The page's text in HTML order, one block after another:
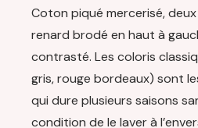
Coton piqué mercerisé,
renard brodé en haut à
contrasté. Les coloris
gris, rouge bordeaux) sont
qui dure plusieurs saisons
condition de le laver à